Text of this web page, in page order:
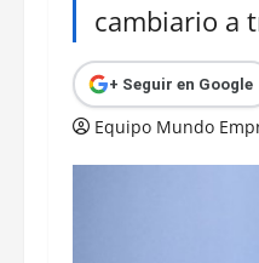
cambiario a
+ Seguir en Google
Equipo Mundo